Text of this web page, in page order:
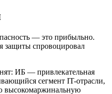
— это прибыльно.
спровоцировал
ИБ — привлекательная
сегмент IT-отрасли,
высокомаржинальную